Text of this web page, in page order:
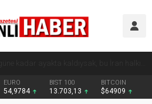
EURO
54,9784
BIST 100
13.703,13
BITCOIN
$64909